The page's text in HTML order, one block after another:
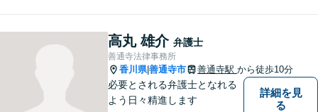
高丸 雄介 弁護士
善通寺法律事務所
香川県|善通寺市 善通寺駅 から徒歩10分
必要とされる弁護士となれる
よう日々精進します
詳細を見
る